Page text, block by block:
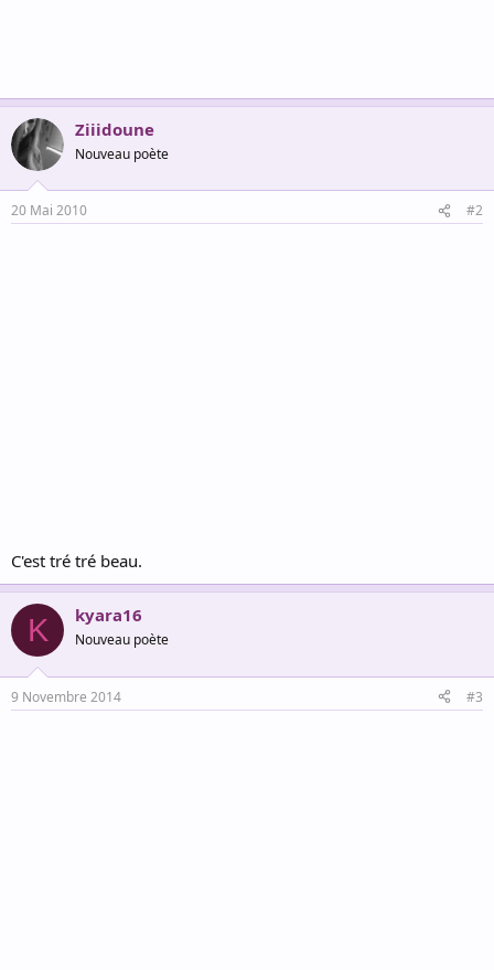
Ziiidoune
Nouveau poète
20 Mai 2010 #2
C'est tré tré beau.
K kyara16
Nouveau poète
9 Novembre 2014 #3